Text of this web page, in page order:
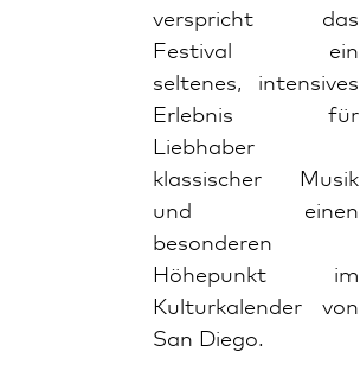
verspricht das
Festival ein
seltenes, intensives
Erlebnis für
Liebhaber
klassischer Musik
und einen
besonderen
Höhepunkt im
Kulturkalender von
San Diego.